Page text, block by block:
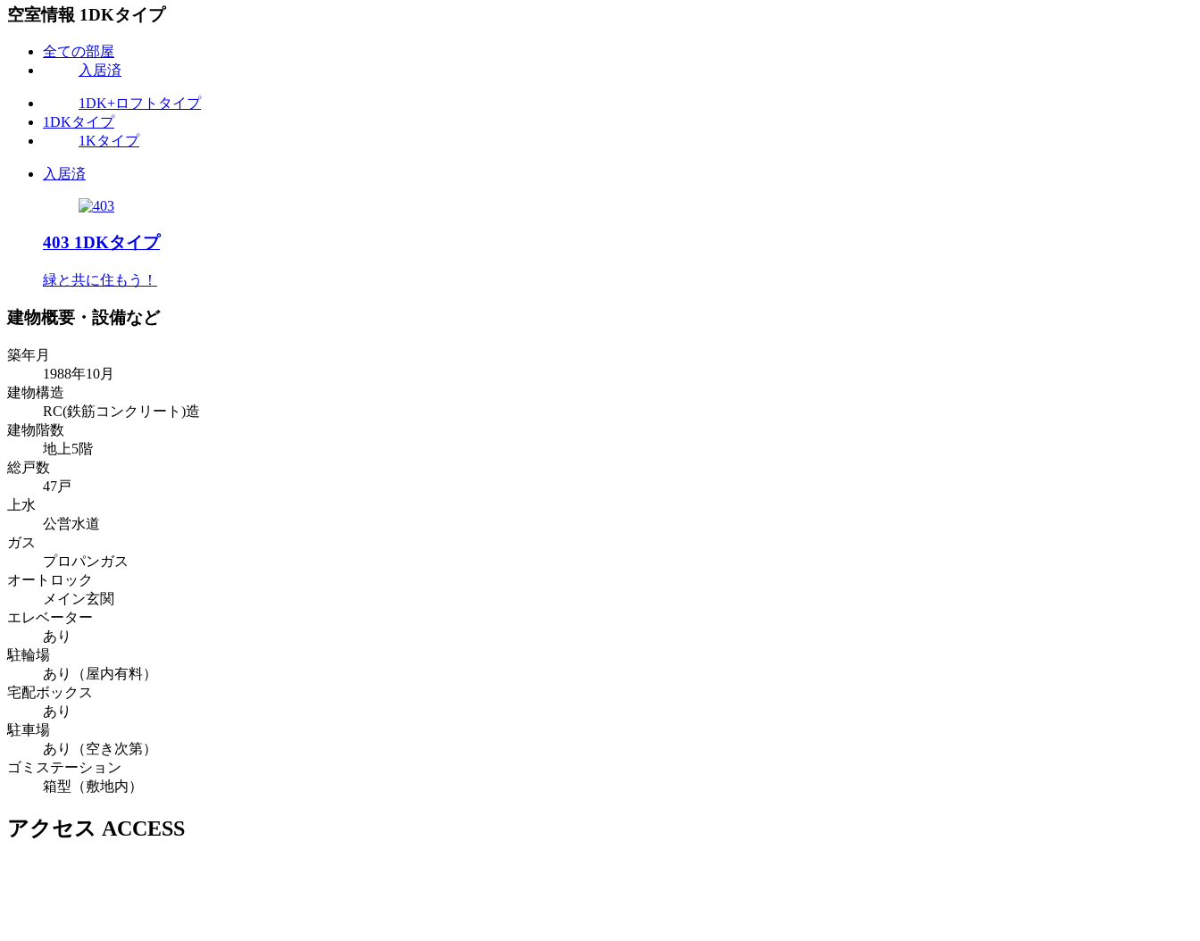
空室情報 1DKタイプ
全ての部屋
入居済
1DK+ロフトタイプ
1DKタイプ
1Kタイプ
入居済
403 1DKタイプ
緑と共に住もう！
建物概要・設備など
築年月
1988年10月
建物構造
RC(鉄筋コンクリート)造
建物階数
地上5階
総戸数
47戸
上水
公営水道
ガス
プロパンガス
オートロック
メイン玄関
エレベーター
あり
駐輪場
あり（屋内有料）
宅配ボックス
あり
駐車場
あり（空き次第）
ゴミステーション
箱型（敷地内）
アクセス ACCESS